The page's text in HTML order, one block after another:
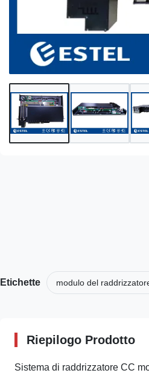
Etichette modulo del
Riepilogo Prodotto
Sistema di raddrizzatore CC